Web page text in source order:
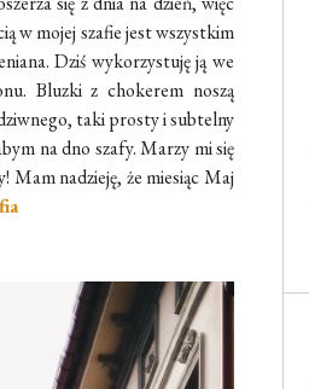
w mojej szafie jest wszystkim
Dziś wykorzystuję ją we
Bluzki zchokerem noszą
taki prosty i subtelny
na dno szafy. Marzy mi się
Mam nadzieję, że miesiąc Maj